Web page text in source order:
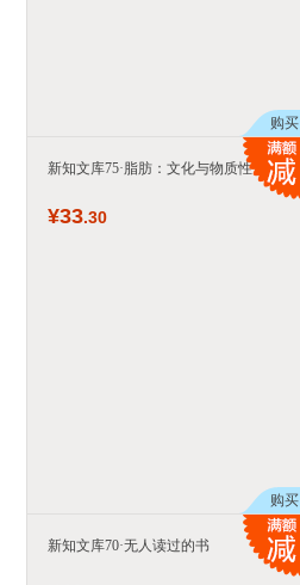
购买
新知文库75·脂肪：文化与物质性
¥33.30
购买
新知文库70·无人读过的书